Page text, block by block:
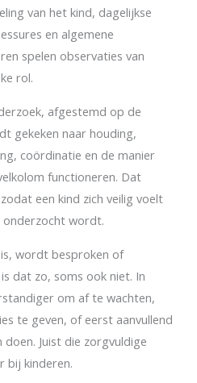
van het kind, dagelijkse
en algemene
spelen observaties van
rol.
afgestemd op de
gekeken naar houding,
coördinatie en de manier
functioneren. Dat
een kind zich veilig voelt
wordt.
wordt besproken of
dat zo, soms ook niet. In
om af te wachten,
te geven, of eerst aanvullend
Juist die zorgvuldige
bij kinderen.